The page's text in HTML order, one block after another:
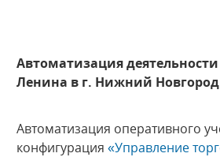
Автоматизация
Ленина в г. Нижний Новгород
Автоматизация оперативного
конфигурация «Управление